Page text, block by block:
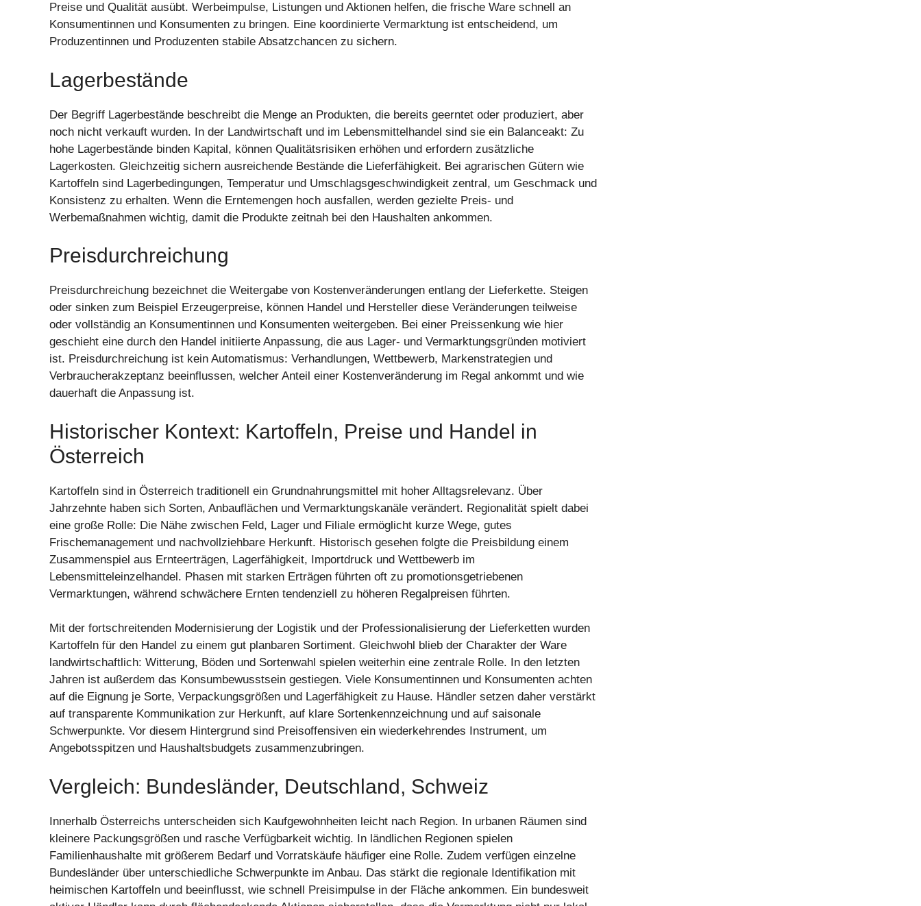
Preise und Qualität ausübt. Werbeimpulse, Listungen und Aktionen helfen, die frische Ware schnell an
Konsumentinnen und Konsumenten zu bringen. Eine koordinierte Vermarktung ist entscheidend, um
Produzentinnen und Produzenten stabile Absatzchancen zu sichern.
Lagerbestände
Der Begriff Lagerbestände beschreibt die Menge an Produkten, die bereits geerntet oder produziert, aber
noch nicht verkauft wurden. In der Landwirtschaft und im Lebensmittelhandel sind sie ein Balanceakt: Zu
hohe Lagerbestände binden Kapital, können Qualitätsrisiken erhöhen und erfordern zusätzliche
Lagerkosten. Gleichzeitig sichern ausreichende Bestände die Lieferfähigkeit. Bei agrarischen Gütern wie
Kartoffeln sind Lagerbedingungen, Temperatur und Umschlagsgeschwindigkeit zentral, um Geschmack und
Konsistenz zu erhalten. Wenn die Erntemengen hoch ausfallen, werden gezielte Preis- und
Werbemaßnahmen wichtig, damit die Produkte zeitnah bei den Haushalten ankommen.
Preisdurchreichung
Preisdurchreichung bezeichnet die Weitergabe von Kostenveränderungen entlang der Lieferkette. Steigen
oder sinken zum Beispiel Erzeugerpreise, können Handel und Hersteller diese Veränderungen teilweise
oder vollständig an Konsumentinnen und Konsumenten weitergeben. Bei einer Preissenkung wie hier
geschieht eine durch den Handel initiierte Anpassung, die aus Lager- und Vermarktungsgründen motiviert
ist. Preisdurchreichung ist kein Automatismus: Verhandlungen, Wettbewerb, Markenstrategien und
Verbraucherakzeptanz beeinflussen, welcher Anteil einer Kostenveränderung im Regal ankommt und wie
dauerhaft die Anpassung ist.
Historischer Kontext: Kartoffeln, Preise und Handel in
Österreich
Kartoffeln sind in Österreich traditionell ein Grundnahrungsmittel mit hoher Alltagsrelevanz. Über
Jahrzehnte haben sich Sorten, Anbauflächen und Vermarktungskanäle verändert. Regionalität spielt dabei
eine große Rolle: Die Nähe zwischen Feld, Lager und Filiale ermöglicht kurze Wege, gutes
Frischemanagement und nachvollziehbare Herkunft. Historisch gesehen folgte die Preisbildung einem
Zusammenspiel aus Ernteerträgen, Lagerfähigkeit, Importdruck und Wettbewerb im
Lebensmitteleinzelhandel. Phasen mit starken Erträgen führten oft zu promotionsgetriebenen
Vermarktungen, während schwächere Ernten tendenziell zu höheren Regalpreisen führten.
Mit der fortschreitenden Modernisierung der Logistik und der Professionalisierung der Lieferketten wurden
Kartoffeln für den Handel zu einem gut planbaren Sortiment. Gleichwohl blieb der Charakter der Ware
landwirtschaftlich: Witterung, Böden und Sortenwahl spielen weiterhin eine zentrale Rolle. In den letzten
Jahren ist außerdem das Konsumbewusstsein gestiegen. Viele Konsumentinnen und Konsumenten achten
auf die Eignung je Sorte, Verpackungsgrößen und Lagerfähigkeit zu Hause. Händler setzen daher verstärkt
auf transparente Kommunikation zur Herkunft, auf klare Sortenkennzeichnung und auf saisonale
Schwerpunkte. Vor diesem Hintergrund sind Preisoffensiven ein wiederkehrendes Instrument, um
Angebotsspitzen und Haushaltsbudgets zusammenzubringen.
Vergleich: Bundesländer, Deutschland, Schweiz
Innerhalb Österreichs unterscheiden sich Kaufgewohnheiten leicht nach Region. In urbanen Räumen sind
kleinere Packungsgrößen und rasche Verfügbarkeit wichtig. In ländlichen Regionen spielen
Familienhaushalte mit größerem Bedarf und Vorratskäufe häufiger eine Rolle. Zudem verfügen einzelne
Bundesländer über unterschiedliche Schwerpunkte im Anbau. Das stärkt die regionale Identifikation mit
heimischen Kartoffeln und beeinflusst, wie schnell Preisimpulse in der Fläche ankommen. Ein bundesweit